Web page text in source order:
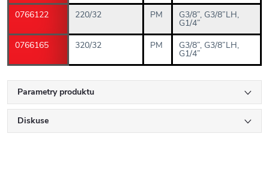
0766122
220/32 PM G3/8”, G3/8”LH,
G1/4”
0766165
320/32 PM G3/8”, G3/8”LH,
G1/4”
Parametry produktu
Diskuse